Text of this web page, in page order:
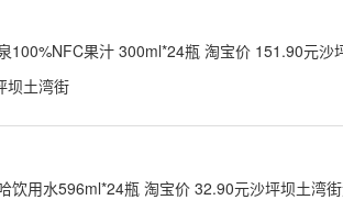
100%NFC果汁 300ml*24瓶 淘宝价 151.90元沙
坝土湾街
饮用水596ml*24瓶 淘宝价 32.90元沙坪坝土湾